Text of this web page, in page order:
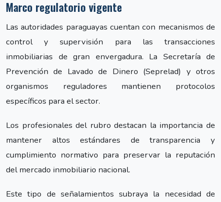
Marco regulatorio vigente
Las autoridades paraguayas cuentan con mecanismos de
control y supervisión para las transacciones
inmobiliarias de gran envergadura. La Secretaría de
Prevención de Lavado de Dinero (Seprelad) y otros
organismos reguladores mantienen protocolos
específicos para el sector.
Los profesionales del rubro destacan la importancia de
mantener altos estándares de transparencia y
cumplimiento normativo para preservar la reputación
del mercado inmobiliario nacional.
Este tipo de señalamientos subraya la necesidad de